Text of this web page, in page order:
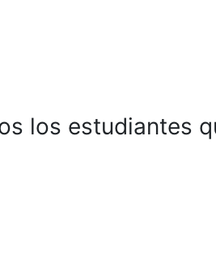
los estudiantes